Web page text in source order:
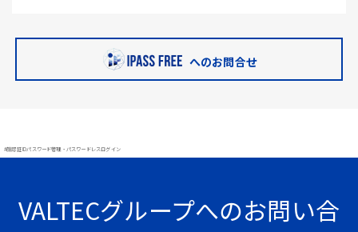
へのお問合せ
#顔認証 IDパスワード管理・パスワードレスログイン
VALTECグループへのお問い合